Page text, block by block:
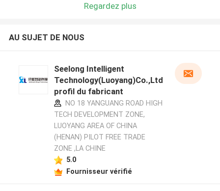
Regardez plus
AU SUJET DE NOUS
Seelong Intelligent
Technology(Luoyang)Co.,Ltd
profil du fabricant
NO 18 YANGUANG ROAD HIGH
TECH DEVELOPMENT ZONE,
LUOYANG AREA OF CHINA
(HENAN) PILOT FREE TRADE
ZONE ,LA CHINE
5.0
Fournisseur vérifié